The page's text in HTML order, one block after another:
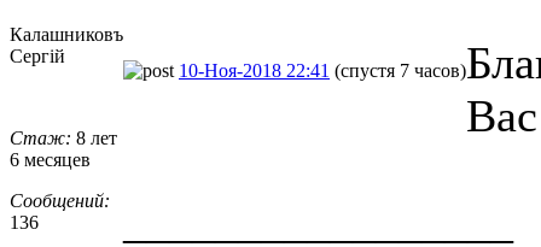
Калашниковъ
Сергiй
Стаж: 8 лет
6 месяцев
Сообщений:
136
10-Ноя-2018 22:41 (спустя 7 часов)